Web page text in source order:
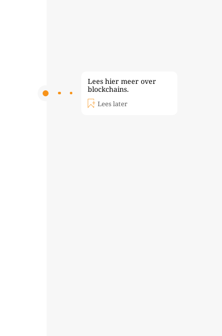
Lees hier meer over
blockchains.
Lees later